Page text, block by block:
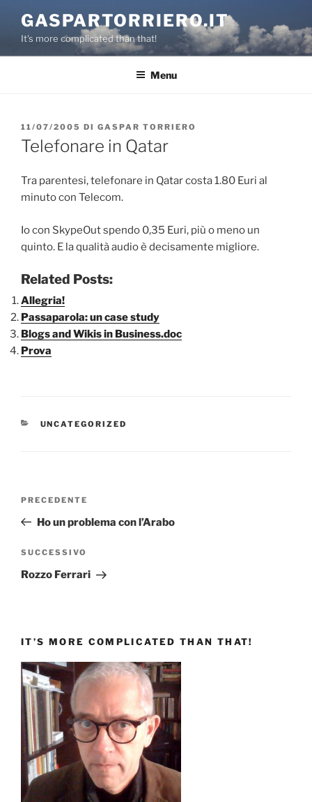
contenuto
GASPARTORRIERO.IT
It's more complicated than that!
Menu
PUBBLICATO
IL
11/07/2005 DI GASPAR TORRIERO
Telefonare in Qatar
Tra parentesi, telefonare in Qatar costa 1.80 Euri al
minuto con Telecom.
Io con SkypeOut spendo 0,35 Euri, più o meno un
quinto. E la qualità audio è decisamente migliore.
Related Posts:
Allegria!
Passaparola: un case study
Blogs and Wikis in Business.doc
Prova
CATEGORIE
UNCATEGORIZED
Articolo
precedente:
PRECEDENTE
Ho un problema con l’Arabo
Articolo
successivo
SUCCESSIVO
Rozzo Ferrari
IT’S MORE COMPLICATED THAN THAT!